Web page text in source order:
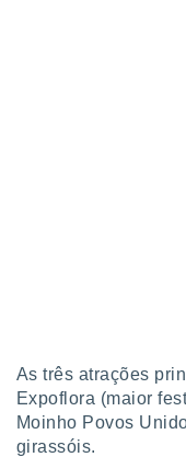
As três atrações
Expoflora (maior
Moinho Povos
girassóis.